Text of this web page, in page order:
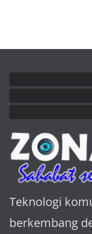
Teknologi
berkembang